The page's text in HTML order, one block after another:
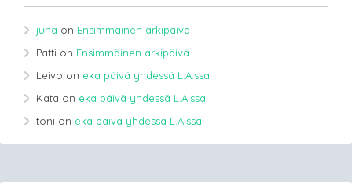
juha on Ensimmäinen arkipäivä
Patti on Ensimmäinen arkipäivä
Leivo on eka päivä yhdessä L.A.ssa
Kata on eka päivä yhdessä L.A.ssa
toni on eka päivä yhdessä L.A.ssa